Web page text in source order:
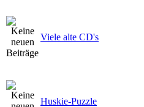
Viele alte CD's
Huskie-Puzzle